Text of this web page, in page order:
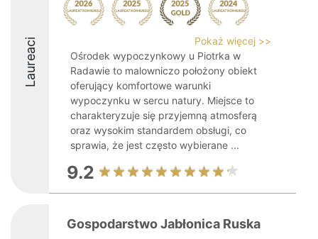
Laureaci
Pokaż więcej >>
Ośrodek wypoczynkowy u Piotrka w
Radawie to malowniczo położony obiekt
oferujący komfortowe warunki
wypoczynku w sercu natury. Miejsce to
charakteryzuje się przyjemną atmosferą
oraz wysokim standardem obsługi, co
sprawia, że jest często wybierane ...
9.2
Gospodarstwo Jabłonica Ruska